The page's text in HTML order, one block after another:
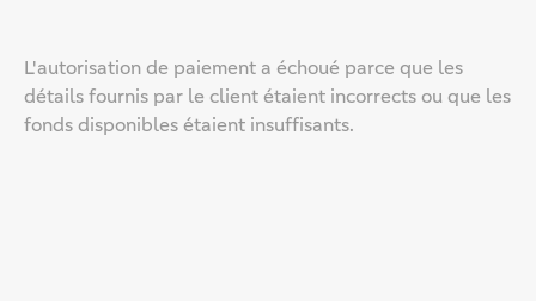
L'autorisation de paiement a échoué parce que les
détails fournis par le client étaient incorrects ou que les
fonds disponibles étaient insuffisants.